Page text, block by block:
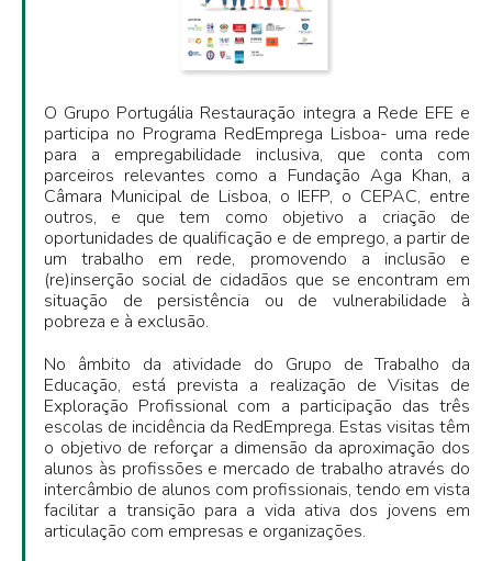
O Grupo Portugália Restauração integra a Rede EFE e
participa no Programa RedEmprega Lisboa- uma rede
para a empregabilidade inclusiva, que conta com
parceiros relevantes como a Fundação Aga Khan, a
Câmara Municipal de Lisboa, o IEFP, o CEPAC, entre
outros, e que tem como objetivo a criação de
oportunidades de qualificação e de emprego, a partir de
um trabalho em rede, promovendo a inclusão e
(re)inserção social de cidadãos que se encontram em
situação de persistência ou de vulnerabilidade à
pobreza e à exclusão.
No âmbito da atividade do Grupo de Trabalho da
Educação, está prevista a realização de Visitas de
Exploração Profissional com a participação das três
escolas de incidência da RedEmprega. Estas visitas têm
o objetivo de reforçar a dimensão da aproximação dos
alunos às profissões e mercado de trabalho através do
intercâmbio de alunos com profissionais, tendo em vista
facilitar a transição para a vida ativa dos jovens em
articulação com empresas e organizações.